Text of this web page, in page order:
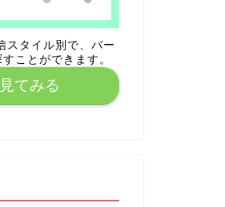
スタイル別で、バー
ことができます。
てみる